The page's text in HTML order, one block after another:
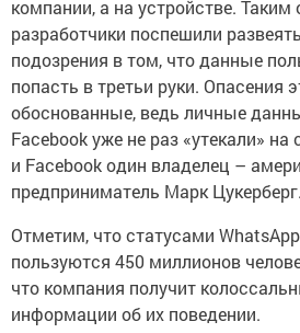
компании, а на устройстве. Таким
разработчики поспешили
подозрения в том, что данные
попасть в третьи руки. Опасения
обоснованные, ведь личные
Facebook уже не раз «утекали» на
и Facebook один владелец –
предприниматель Марк Цукерберг.
Отметим, что статусами
пользуются 450 миллионов
что компания получит
информации об их поведении.